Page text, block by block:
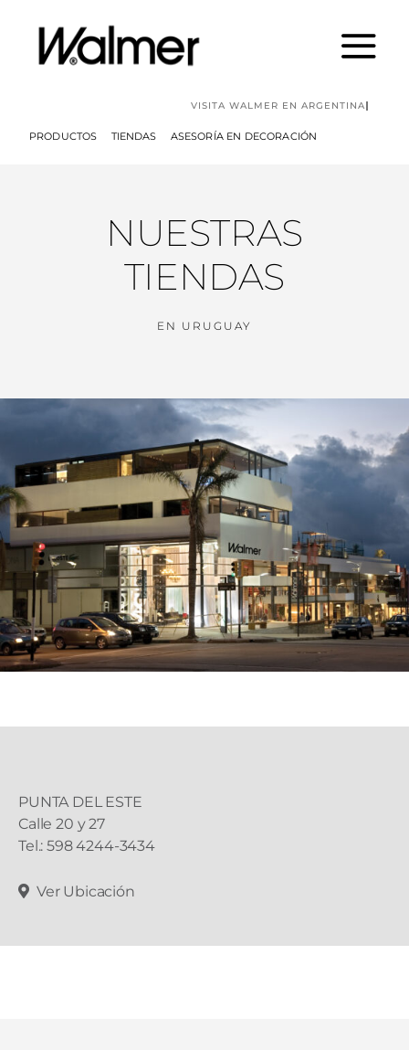
content
PRODUCTOS TIENDAS ASESORÍA EN DECORACIÓN
NUESTRAS
TIENDAS
EN URUGUAY
PUNTA DEL ESTE
Calle 20 y 27
Tel.: 598 4244-3434
Ver Ubicación